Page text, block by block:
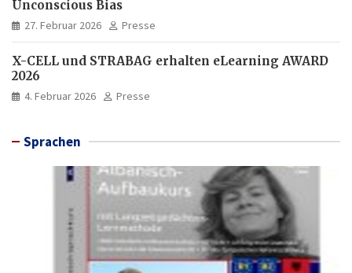
Unconscious Bias
27. Februar 2026 Presse
X-CELL und STRABAG erhalten eLearning AWARD
2026
4. Februar 2026 Presse
Sprachen